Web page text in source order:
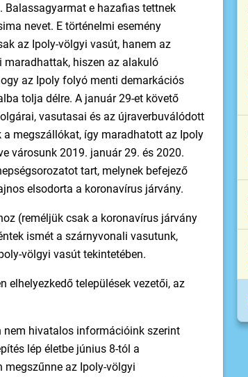
Balassagyarmat e hazafias tettnek
nevet. E történelmi esemény
az Ipoly-völgyi vasút, hanem az
maradhattak, hiszen az alakuló
az Ipoly folyó menti demarkációs
tolja délre. A január 29-et követő
vasutasai és az újraverbuválódott
megszállókat, így maradhatott az Ipoly
városunk 2019. január 29. és 2020.
tart, melynek befejező
elsodorta a koronavírus járvány.
(reméljük csak a koronavírus járvány
ismét a szárnyvonali vasutunk,
völgyi vasút tekintetében.
elhelyezkedő települések vezetői, az
nem hivatalos információink szerint
lép életbe június 8-tól a
megszűnne az Ipoly-völgyi